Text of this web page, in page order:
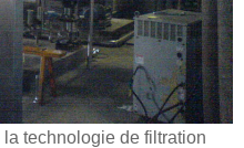
technologie de filtration